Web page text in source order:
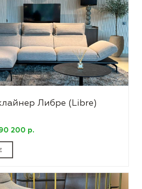
Либре (Libre)
200 р.